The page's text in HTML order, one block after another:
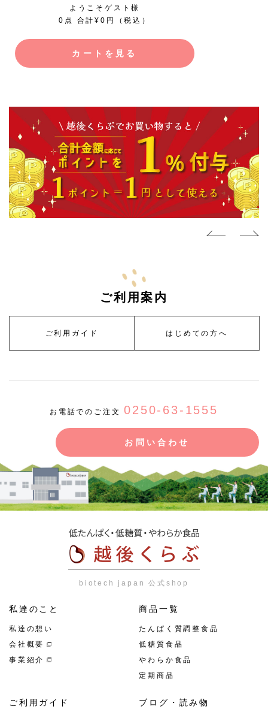
ようこそゲスト様
0点 合計¥0円（税込）
カートを見る
ご利用案内
ご利用ガイド はじめての方へ
お電話でのご注文0250-63-1555
お問い合わせ
biotech japan 公式shop
私達のこと
私達の想い
会社概要
事業紹介
商品一覧
たんぱく質調整食品
低糖質食品
やわらか食品
定期商品
ご利用ガイド ブログ・読み物